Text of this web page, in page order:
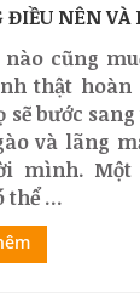
ĐIỀU NÊN VÀ
nào cũng
thật hoàn
sẽ bước
và lãng
mình.
thể ...